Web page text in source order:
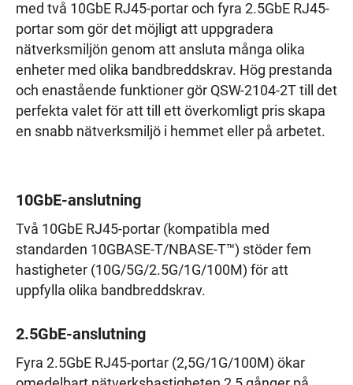
med två 10GbE RJ45-portar och fyra 2.5GbE RJ45-
portar som gör det möjligt att uppgradera
nätverksmiljön genom att ansluta många olika
enheter med olika bandbreddskrav. Hög prestanda
och enastående funktioner gör QSW-2104-2T till det
perfekta valet för att till ett överkomligt pris skapa
en snabb nätverksmiljö i hemmet eller på arbetet.
10GbE-anslutning
Två 10GbE RJ45-portar (kompatibla med
standarden 10GBASE-T/NBASE-T™) stöder fem
hastigheter (10G/5G/2.5G/1G/100M) för att
uppfylla olika bandbreddskrav.
2.5GbE-anslutning
Fyra 2.5GbE RJ45-portar (2,5G/1G/100M) ökar